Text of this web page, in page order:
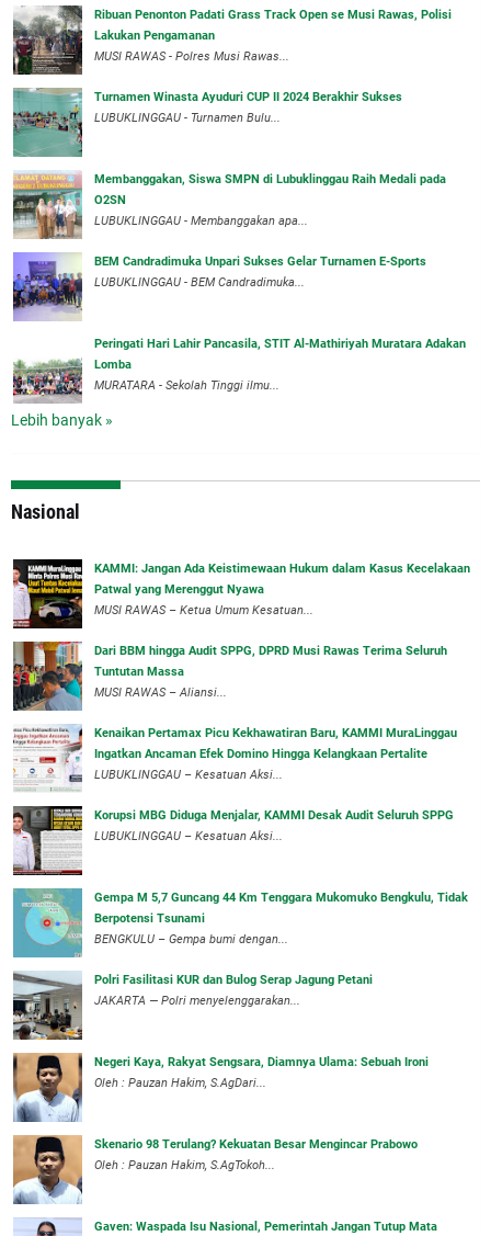
Ribuan Penonton Padati Grass Track Open se Musi Rawas, Polisi
Lakukan Pengamanan
MUSI RAWAS - Polres Musi Rawas...
Turnamen Winasta Ayuduri CUP II 2024 Berakhir Sukses
LUBUKLINGGAU - Turnamen Bulu...
Membanggakan, Siswa SMPN di Lubuklinggau Raih Medali pada
O2SN
LUBUKLINGGAU - Membanggakan apa...
BEM Candradimuka Unpari Sukses Gelar Turnamen E-Sports
LUBUKLINGGAU - BEM Candradimuka...
Peringati Hari Lahir Pancasila, STIT Al-Mathiriyah Muratara Adakan
Lomba
MURATARA - Sekolah Tinggi ilmu...
Lebih banyak »
Nasional
‎KAMMI: Jangan Ada Keistimewaan Hukum dalam Kasus Kecelakaan
Patwal yang Merenggut Nyawa
‎MUSI RAWAS – Ketua Umum Kesatuan...
Dari BBM hingga Audit SPPG, DPRD Musi Rawas Terima Seluruh
Tuntutan Massa
MUSI RAWAS – Aliansi...
‎Kenaikan Pertamax Picu Kekhawatiran Baru, KAMMI MuraLinggau
Ingatkan Ancaman Efek Domino Hingga Kelangkaan Pertalite
‎LUBUKLINGGAU – Kesatuan Aksi...
Korupsi MBG Diduga Menjalar, KAMMI Desak Audit Seluruh SPPG
‎LUBUKLINGGAU – Kesatuan Aksi...
Gempa M 5,7 Guncang 44 Km Tenggara Mukomuko Bengkulu, Tidak
Berpotensi Tsunami
BENGKULU – Gempa bumi dengan...
Polri Fasilitasi KUR dan Bulog Serap Jagung Petani
JAKARTA — Polri menyelenggarakan...
Negeri Kaya, Rakyat Sengsara, Diamnya Ulama: Sebuah Ironi
Oleh : Pauzan Hakim, S.AgDari...
Skenario 98 Terulang? Kekuatan Besar Mengincar Prabowo
Oleh : Pauzan Hakim, S.AgTokoh...
Gaven: Waspada Isu Nasional, Pemerintah Jangan Tutup Mata